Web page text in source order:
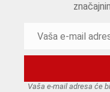
Vaša e-mail adresa će